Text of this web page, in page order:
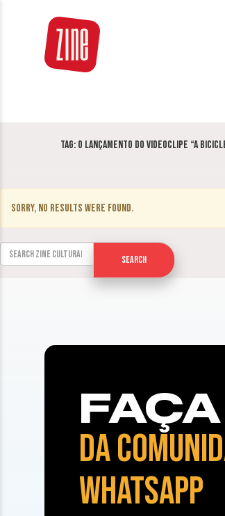
Tag: o lançamento do videoclipe “A
Sorry, no results were found.
Search for:
Search
DA
WHATSAPP